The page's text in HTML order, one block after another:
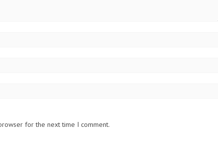
for the next time I comment.